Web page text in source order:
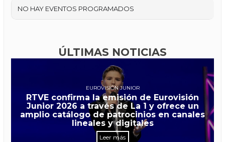
NO HAY EVENTOS PROGRAMADOS
ÚLTIMAS NOTICIAS
EUROVISIÓN JUNIOR
RTVE confirma la emisión de Eurovisión
Junior 2026 a través de La 1 y ofrece un
amplio catálogo de patrocinios en canales
lineales y digitales
Leer más